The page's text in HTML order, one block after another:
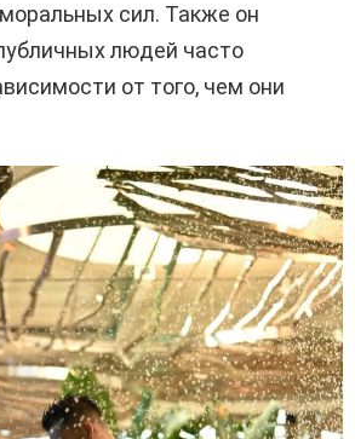
сил. Также он
людей часто
от того, чем они